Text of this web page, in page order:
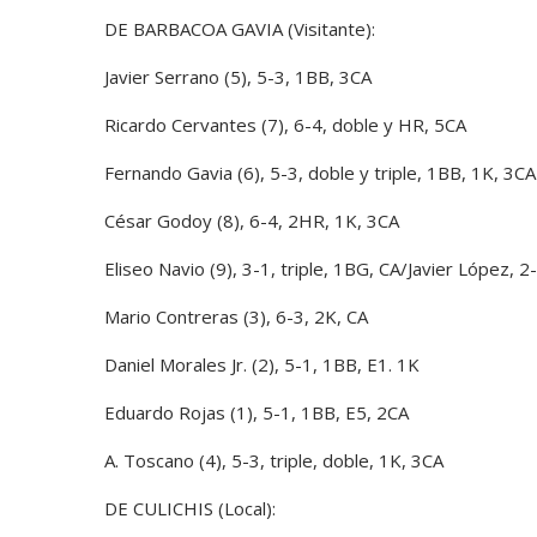
DE BARBACOA GAVIA (Visitante):
Javier Serrano (5), 5-3, 1BB, 3CA
Ricardo Cervantes (7), 6-4, doble y HR, 5CA
Fernando Gavia (6), 5-3, doble y triple, 1BB, 1K, 3CA
César Godoy (8), 6-4, 2HR, 1K, 3CA
Eliseo Navio (9), 3-1, triple, 1BG, CA/Javier López,
Mario Contreras (3), 6-3, 2K, CA
Daniel Morales Jr. (2), 5-1, 1BB, E1. 1K
Eduardo Rojas (1), 5-1, 1BB, E5, 2CA
A. Toscano (4), 5-3, triple, doble, 1K, 3CA
DE CULICHIS (Local):